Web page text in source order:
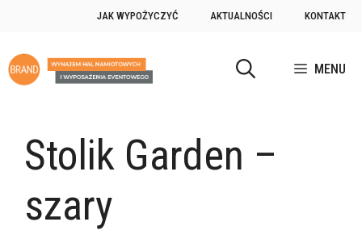
JAK WYPOŻYCZYĆ AKTUALNOŚCI KONTAKT
MENU
Stolik Garden –
szary